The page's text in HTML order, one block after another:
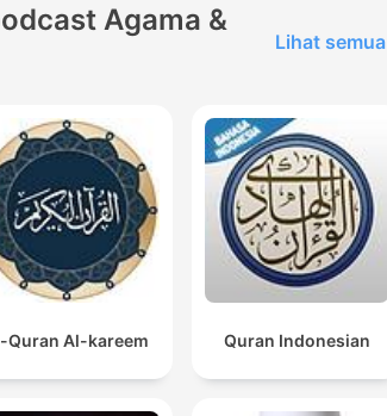
Agama &
Lihat semua
Quran Al-kareem Quran Indonesian